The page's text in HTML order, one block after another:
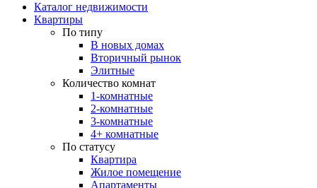
Каталог недвижимости
Квартиры
По типу
В новых домах
Вторичный рынок
Элитные
Количество комнат
1-комнатные
2-комнатные
3-комнатные
4+ комнатные
По статусу
Квартира
Жилое помещение
Апартаменты